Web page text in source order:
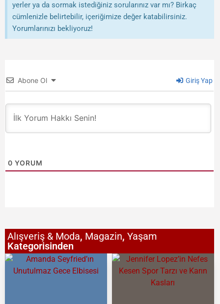
yerler ya da sormak istediğiniz sorularınız var mı? Birkaç
cümlenizle belirtebilir, içeriğimize değer katabilirsiniz.
Yorumlarınızı bekliyoruz!
Abone Ol Giriş Yap
0 YORUM
Alışveriş & Moda, Magazin, Yaşam
Kategorisinden